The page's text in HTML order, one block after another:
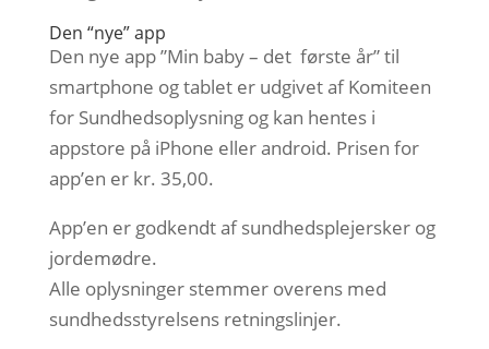
Den “nye” app
Den nye app ”Min baby – det første år” til
smartphone og tablet er udgivet af Komiteen
for Sundhedsoplysning og kan hentes i
appstore på iPhone eller android. Prisen for
app’en er kr. 35,00.
App’en er godkendt af sundhedsplejersker og
jordemødre.
Alle oplysninger stemmer overens med
sundhedsstyrelsens retningslinjer.